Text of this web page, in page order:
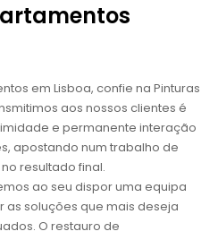
em Lisboa, confie na Pinturas
aos nossos clientes é
e permanente interação
apostando num trabalho de
resultado final.
ao seu dispor uma equipa
soluções que mais deseja
O restauro de